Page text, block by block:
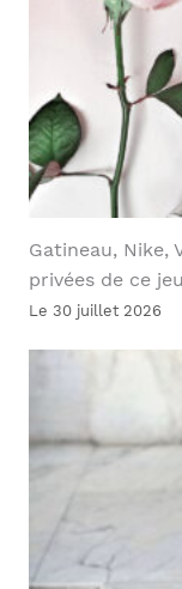
Gatineau, Nike,
privées de ce
Le 30 juillet 2026